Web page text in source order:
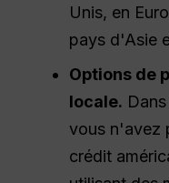
Unis, en
pays d'Asie
Options de
locale.
vous n'avez
crédit